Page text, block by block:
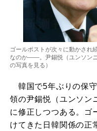
ゴールポストが次々に動かされ
なのか――。尹錫悦（ユンソン
の写真を見る ）
韓国で5年ぶりの保
領の尹錫悦（ユンソン
に修正しつつある。ゴ
けてきた日韓関係の正